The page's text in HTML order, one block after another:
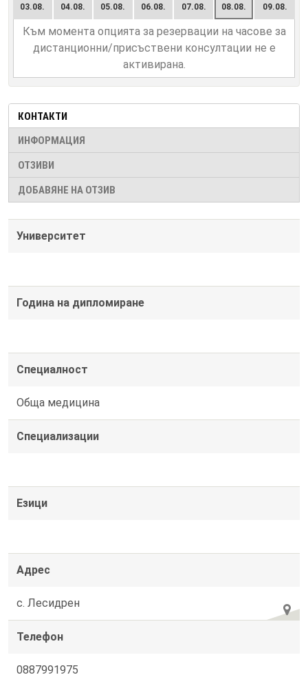
03.08. 04.08. 05.08. 06.08. 07.08. 08.08. 09.08.
Към момента опцията за резервации на часове за
дистанционни/присъствени консултации не е
активирана.
КОНТАКТИ
ИНФОРМАЦИЯ
ОТЗИВИ
ДОБАВЯНЕ НА ОТЗИВ
Университет
Година на дипломиране
Специалност
Обща медицина
Специализации
Езици
Адрес
с. Лесидрен
Телефон
0887991975